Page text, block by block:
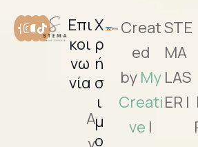
Επι
κοι
νω
νία
Α
Χ
ρ
ή
σ
ι
μ
ο
Creat
ed
by My
Creati
ve |
STE
MA
LAS
ER |